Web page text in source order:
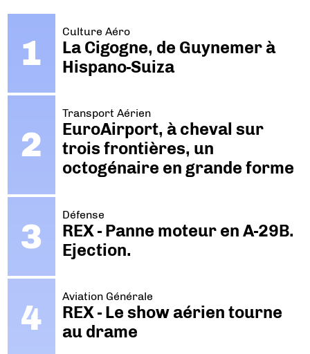
Culture Aéro
La Cigogne, de Guynemer à
Hispano-Suiza
Transport Aérien
EuroAirport, à cheval sur
trois frontières, un
octogénaire en grande forme
Défense
REX - Panne moteur en A-29B.
Ejection.
Aviation Générale
REX - Le show aérien tourne
au drame